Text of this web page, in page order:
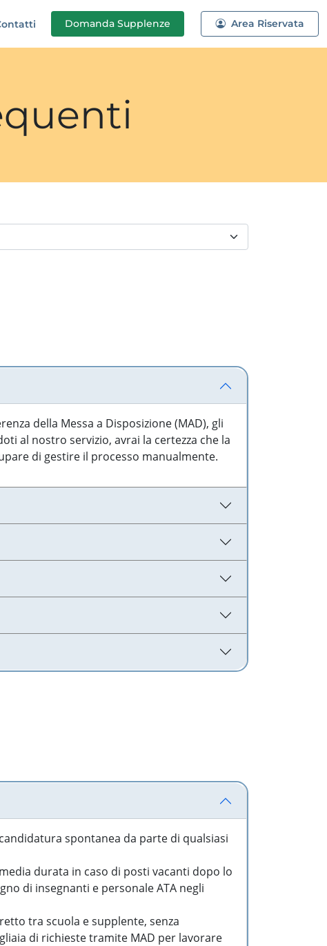
Domanda Supplenze Area Riservata
della Messa a Disposizione (MAD), gli
al nostro servizio, avrai la certezza che la
di gestire il processo manualmente.
spontanea da parte di qualsiasi
durata in caso di posti vacanti dopo lo
di insegnanti e personale ATA negli
tra scuola e supplente, senza
di richieste tramite MAD per lavorare